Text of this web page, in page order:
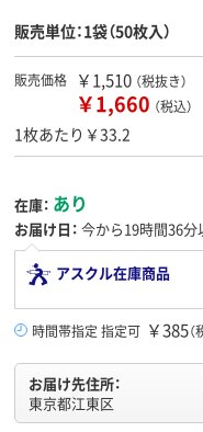
販売単位：1袋（50枚入）
販売価格 ￥1,510 （税抜き）
￥1,660 （税込）
1枚あたり￥33.2
在庫： あり
お届け日： 今から19時間36分
アスクル在庫商品
時間帯指定 指定可 ￥385（
お届け先住所：
東京都江東区